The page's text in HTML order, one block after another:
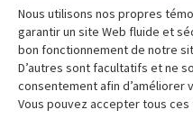
Ressources
Social
Media
Global
FR
Nous utilisons nos propres
garantir un site Web fluide et
bon fonctionnement de notre
D’autres sont facultatifs et ne
consentement afin d’améliorer
Vous pouvez accepter tous ces